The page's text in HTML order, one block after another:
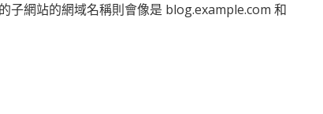
子網站的網域名稱則會像是 blog.example.com 和